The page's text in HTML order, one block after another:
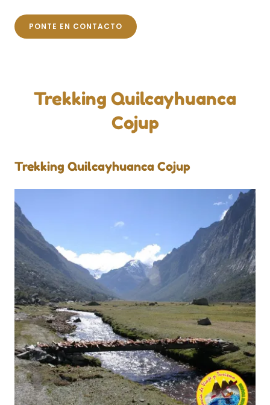
PONTE EN CONTACTO
Trekking Quilcayhuanca
Cojup
Trekking Quilcayhuanca Cojup